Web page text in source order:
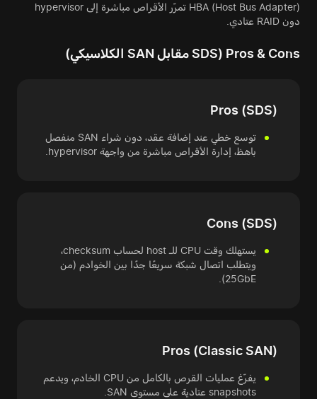
HBA (Host Bus Adapter) تمرّر الأقراص مباشرة إلى hypervisor
دون RAID عتادي.
Pros & Cons (SDS مقابل SAN الكلاسيكي)
Pros (SDS)
توسع خطي عند إضافة عقد، دون شراء SAN منفصل
باهظ، إدارة الأقراص مباشرة من واجهة hypervisor.
Cons (SDS)
يستهلك وقت CPU للـ host لحساب checksum،
ويتطلب اتصال شبكة سريعًا جدًا بين الخوادم (من
25GbE).
Pros (Classic SAN)
يفرّغ عمليات القرص بالكامل من CPU الخادم، ويدعم
snapshots عتادية على مستوى SAN.